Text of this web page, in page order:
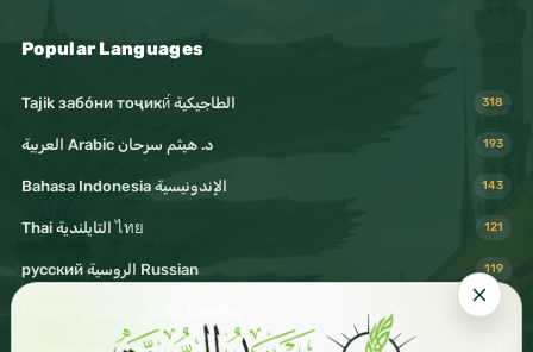
Popular Languages
Tajik забо́ни тоҷикӣ́ الطاجيكية 318
د. هيثم سرحان Arabic العربية 193
Bahasa Indonesia الإندونيسية 143
Thai التايلندية ไทย 121
русский الروسية Russian 119
116